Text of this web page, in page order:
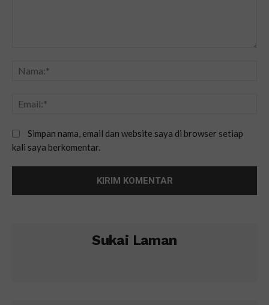
Simpan nama, email dan website saya di browser setiap
kali saya berkomentar.
Sukai Laman